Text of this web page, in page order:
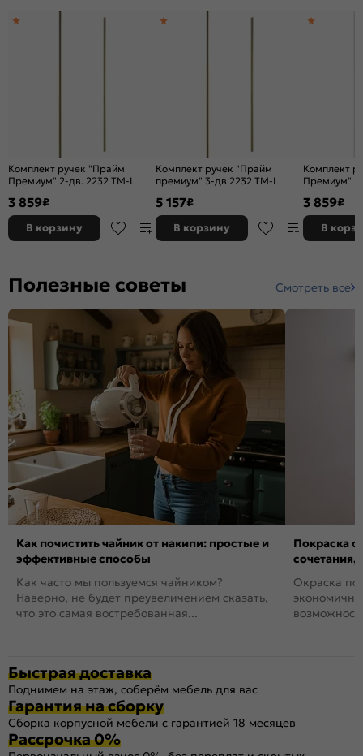
Комплект ручек "Прайм
Премиум" 2-дв. 2232 TM-L
3 859₽
В корзину
Комплект ручек "Прайм
премиум" 3-дв.2232 TM-L
5 157₽
В корзину
Комплект
Премиум"
3 859₽
В
Полезные советы Смотреть все
Как почистить чайник от накипи: простые и
эффективные способы
Как часто мы пользуемся чайником?
Наверно, не будет преувеличением сказать,
что это самая востребованная...
Покраска
сочетания,
Окраска
Быстрая доставка
Поднимем на этаж, соберём мебель для вас
Гарантия на сборку
Сборка корпусной мебели с гарантией 18 месяцев
Рассрочка 0%